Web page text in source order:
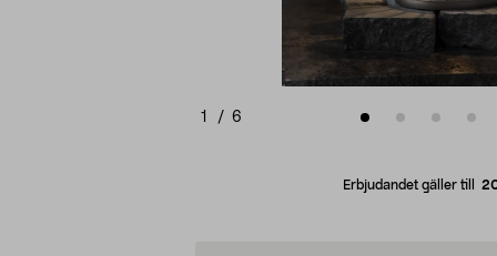
1 / 6
Erbjudandet gäller till